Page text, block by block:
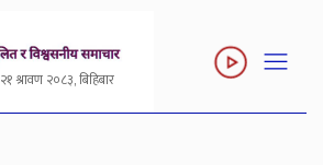
२१ श्रावण २०८३, बिहिबार